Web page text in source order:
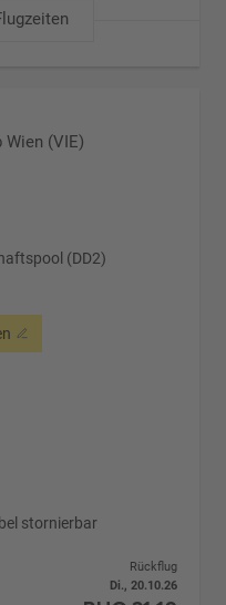
Wien (VIE)
(DD2)
stornierbar
Rückflug
Di., 20.10.26